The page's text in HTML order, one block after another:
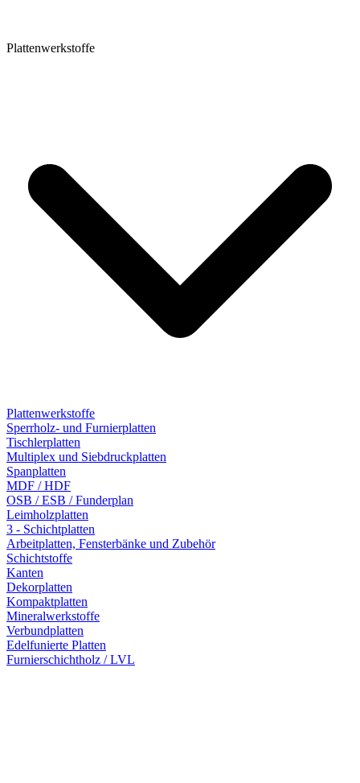
Plattenwerkstoffe
Plattenwerkstoffe
Sperrholz- und Furnierplatten
Tischlerplatten
Multiplex und Siebdruckplatten
Spanplatten
MDF / HDF
OSB / ESB / Funderplan
Leimholzplatten
3 - Schichtplatten
Arbeitplatten, Fensterbänke und Zubehör
Schichtstoffe
Kanten
Dekorplatten
Kompaktplatten
Mineralwerkstoffe
Verbundplatten
Edelfunierte Platten
Furnierschichtholz / LVL